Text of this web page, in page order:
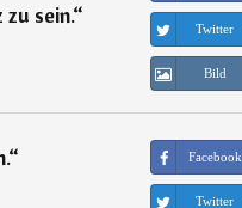
sein.“
Twitter
Bild
“
Facebook
Twitter